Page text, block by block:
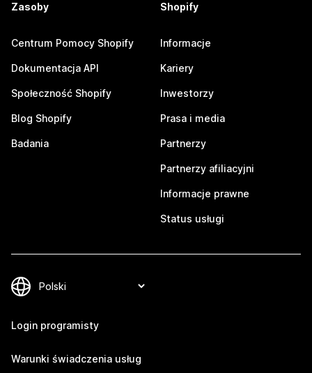
Zasoby
Centrum Pomocy Shopify
Dokumentacja API
Społeczność Shopify
Blog Shopify
Badania
Shopify
Informacje
Kariery
Inwestorzy
Prasa i media
Partnerzy
Partnerzy afiliacyjni
Informacje prawne
Status usługi
Login programisty
Warunki świadczenia usług